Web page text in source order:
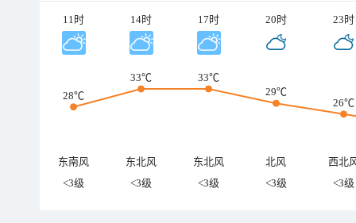
11时 14时 17时 20时 23时
28℃
33℃
33℃
29℃
26℃
东南风 东北风 东北风 北风
西北
<3级
<3级 <3级 <3级 <3级